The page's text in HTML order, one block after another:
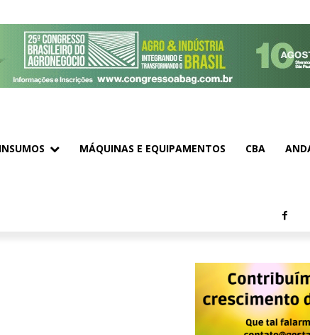
INSUMOS MÁQUINAS E EQUIPAMENTOS CBA